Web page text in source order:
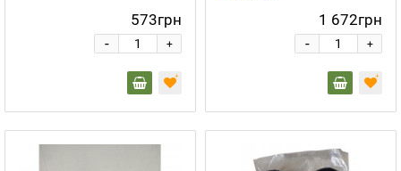
573грн
+
-
1 672грн
+
-